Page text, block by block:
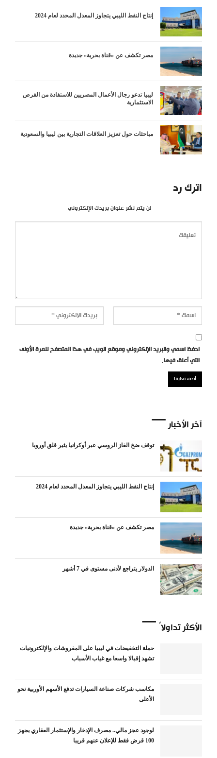
إنتاج النفط الليبي يتجاوز المعدل المحدد لعام 2024
مصر تكشف عن «قناة بحرية» جديدة
ليبيا تدعو رجال الأعمال المصريين للاستفادة من الفرص
الاستثمارية
مباحثات حول تعزيز العلاقات التجارية بين ليبيا والسعودية
اترك رد
لن يتم نشر عنوان بريدك الإلكتروني.
احفظ اسمي والبريد الإلكتروني وموقع الويب في هذا المتصفح للمرة الأولى
التي أعلق فيها.
آخر الأخبار
توقف ضخ الغاز الروسي عبر أوكرانيا يثير قلق أوروبا
إنتاج النفط الليبي يتجاوز المعدل المحدد لعام 2024
مصر تكشف عن «قناة بحرية» جديدة
الدولار يتراجع لأدنى مستوى في 7 أشهر
الأكثر تداولاً
حملة التخفيضات في ليبيا على المفروشات والإلكترونيات
تشهد إقبالا واسعا مع غياب الأسباب
مكاسب شركات صناعة السيارات تدفع الأسهم الأوربية نحو
الأعلى
لوجود عجز مالي.. مصرف الإدخار والإستثمار العقاري يجهز
100 قرض فقط للإعلان عنهم قريبا